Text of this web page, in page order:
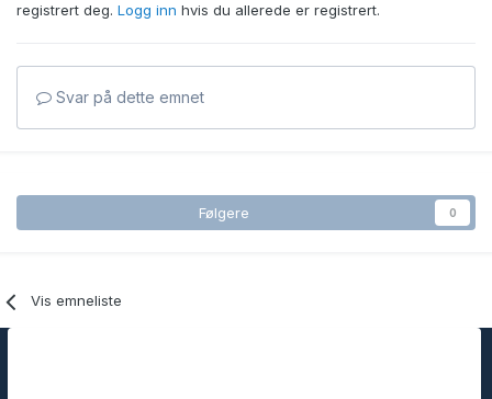
registrert deg. Logg inn hvis du allerede er registrert.
Svar på dette emnet
Følgere 0
Vis emneliste